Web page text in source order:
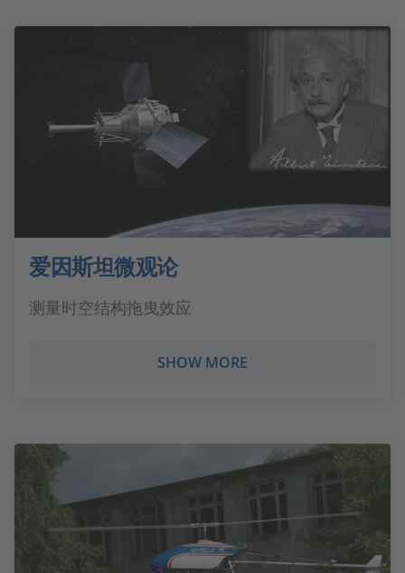
爱因斯坦微观论
测量时空结构拖曳效应
SHOW MORE